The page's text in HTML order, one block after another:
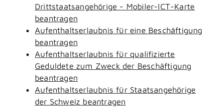
Drittstaatsangehörige - Mobiler-ICT-Karte
beantragen
Aufenthaltserlaubnis für eine Beschäftigung
beantragen
Aufenthaltserlaubnis für qualifizierte
Geduldete zum Zweck der Beschäftigung
beantragen
Aufenthaltserlaubnis für Staatsangehörige
der Schweiz beantragen